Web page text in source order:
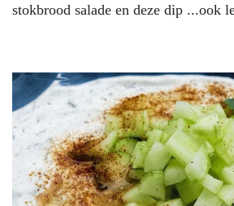
stokbrood salade en deze dip ...ook